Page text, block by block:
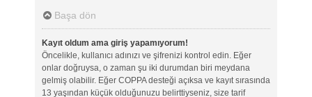
Başa dön
Kayıt oldum ama giriş yapamıyorum!
Öncelikle, kullanıcı adınızı ve şifrenizi kontrol edin. Eğer
onlar doğruysa, o zaman şu iki durumdan biri meydana
gelmiş olabilir. Eğer COPPA desteği açıksa ve kayıt sırasında
13 yaşından küçük olduğunuzu belirttiyseniz, size tarif